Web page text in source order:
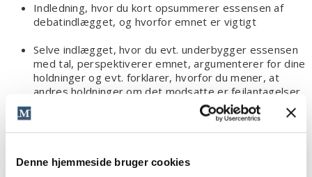
Denne hjemmeside bruger cookies
Indledning, hvor du kort opsummerer essensen af
debatindlægget, og hvorfor emnet er vigtigt
Selve indlægget, hvor du evt. underbygger essensen
med tal, perspektiverer emnet, argumenterer for dine
holdninger og evt. forklarer, hvorfor du mener, at
andres holdninger om det modsatte er fejlantagelser.
Slut dit debatindlæg af med en konklusion, der